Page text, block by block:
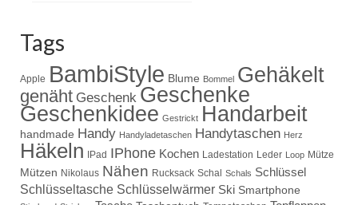
Genäht
Waschtaschen
Turnbeutel
Sonstiges
Tags
Apple BambiStyle Blume Bommel Gehäkelt
genäht Geschenk Geschenke
Geschenkidee Gestrickt Handarbeit
handmade Handy Handyladetaschen Handytaschen Herz
Häkeln IPad IPhone Kochen Ladestation Leder Loop Mütze
Mützen Nikolaus Nähen Rucksack Schal Schals Schlüssel
Schlüsseltasche Schlüsselwärmer Ski Smartphone